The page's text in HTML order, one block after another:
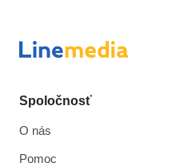
Spoločnosť
O nás
Pomoc